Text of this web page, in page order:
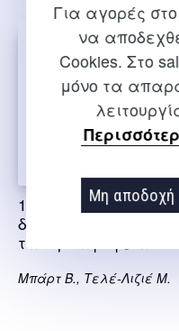
Για αγορές
να
Cookies. Στο
μόνο τα
Μη αποδοχή
1001
δραστηριότητες για
τα νηπιαγωγεία
Μπάρτ Β., Τελέ-Λιζιέ Μ.